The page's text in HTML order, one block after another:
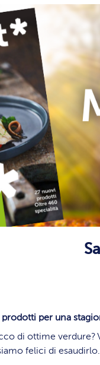
per una
di ottime
felici di esaudirlo.